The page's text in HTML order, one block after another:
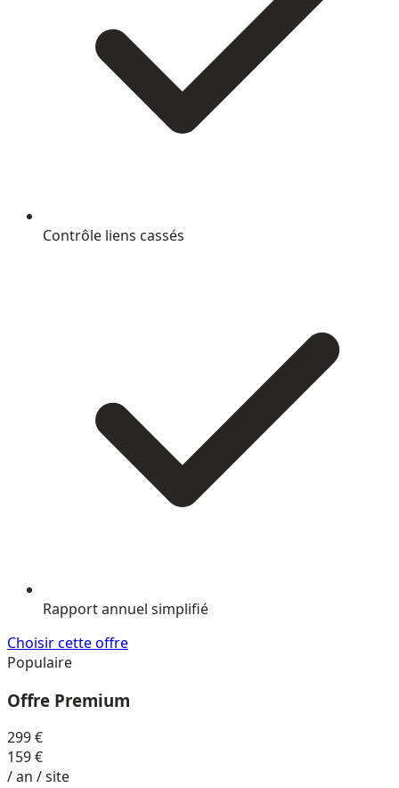
Contrôle liens cassés
Rapport annuel simplifié
Choisir cette offre
Populaire
Offre Premium
299 €
159 €
/ an / site